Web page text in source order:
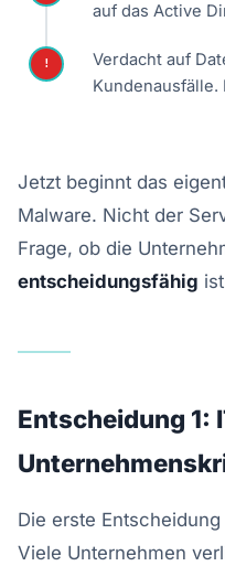
auf das Active
!
Verdacht auf
Kundenausfälle.
Jetzt beginnt das
Malware. Nicht der
Frage, ob die
entscheidungsfähig
Entscheidung 1:
Die erste
Viele Unternehmen